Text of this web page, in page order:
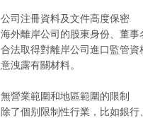
公司注冊資料及文件高度保密
海外離岸公司的股東身份、董
合法取得對離岸公司進口監管
意洩露有關材料。
無營業範圍和地區範圍的限制
除了個别限制性行業，比如銀